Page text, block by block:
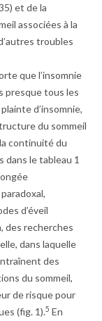
et de la
associées à la
troubles
que l’insomnie
presque tous les
d’insomnie,
du sommeil
continuité du
dans letableau 1
d’éveil
des recherches
dans laquelle
des
du sommeil,
de risque pour
(fig. 1).5 En